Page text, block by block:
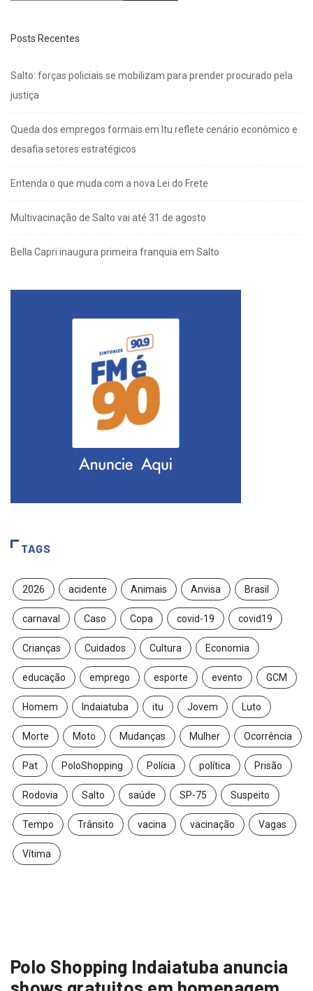
Posts Recentes
Salto: forças policiais se mobilizam para prender procurado pela
justiça
Queda dos empregos formais em Itu reflete cenário econômico e
desafia setores estratégicos
Entenda o que muda com a nova Lei do Frete
Multivacinação de Salto vai até 31 de agosto
Bella Capri inaugura primeira franquia em Salto
TAGS
2026 acidente Animais Anvisa Brasil
carnaval Caso Copa covid-19 covid19
Crianças Cuidados Cultura Economia
educação emprego esporte evento GCM
Homem Indaiatuba itu Jovem Luto
Morte Moto Mudanças Mulher Ocorrência
Pat PoloShopping Polícia política Prisão
Rodovia Salto saúde SP-75 Suspeito
Tempo Trânsito vacina vacinação Vagas
Vítima
Polo Shopping Indaiatuba anuncia